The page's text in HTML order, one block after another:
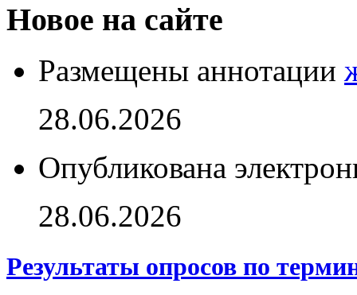
Новое на сайте
Размещены аннотации
28.06.2026
Опубликована
28.06.2026
Результаты опросов по